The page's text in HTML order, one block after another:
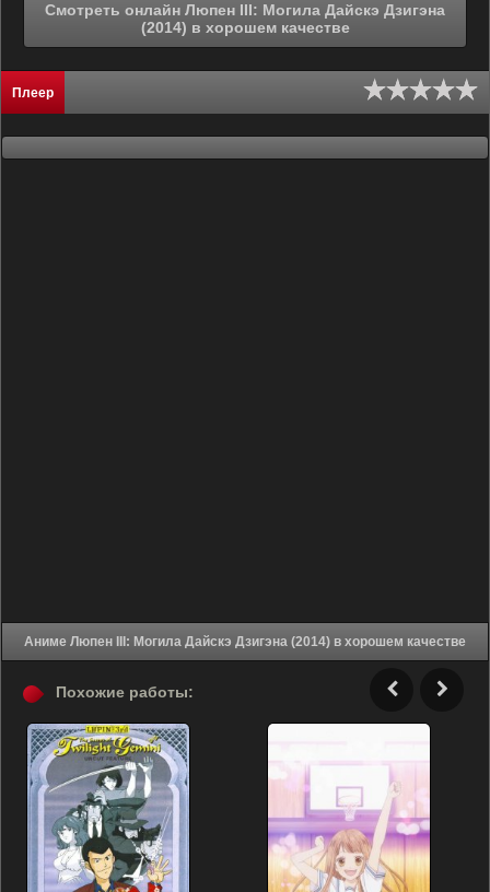
Смотреть онлайн Люпен III: Могила Дайскэ Дзигэна
(2014) в хорошем качестве
Плеер
Аниме Люпен III: Могила Дайскэ Дзигэна (2014) в хорошем качестве
Похожие работы: